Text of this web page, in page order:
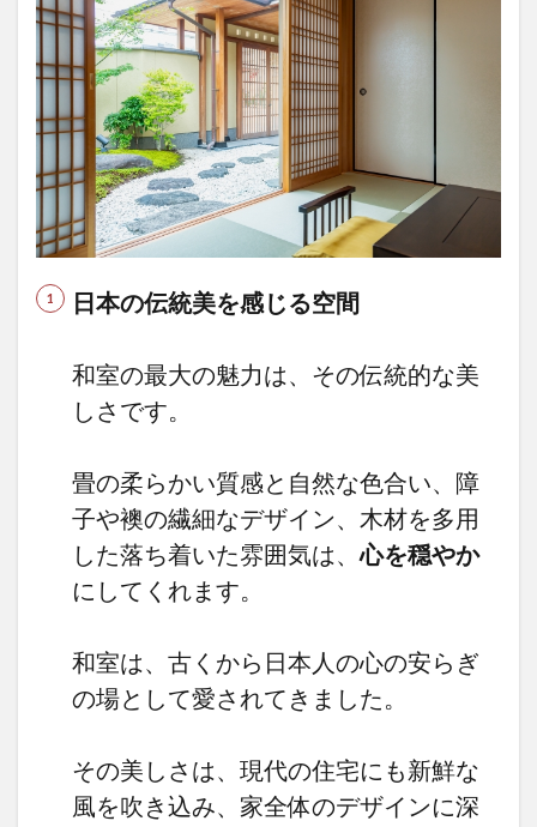
スキ
ンシ
ップ
に役
2.2
子供
が大
きく
なっ
た後
父親
は癒
の空
2.3
夫婦
間で
地よ
を保
つに
は、
て来
いの
間取
日本の伝統美を感じる空間
和室の最大の魅力は、その伝統的な美
しさです。
畳の柔らかい質感と自然な色合い、障
子や襖の繊細なデザイン、木材を多用
した落ち着いた雰囲気は、心を穏やか
にしてくれます。
和室は、古くから日本人の心の安らぎ
の場として愛されてきました。
その美しさは、現代の住宅にも新鮮な
風を吹き込み、家全体のデザインに深